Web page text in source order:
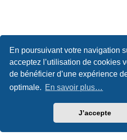
En poursuivant votre navigation
acceptez l’utilisation de cookies
de bénéficier d’une expérience
optimale. En savoir plus…
J’accepte